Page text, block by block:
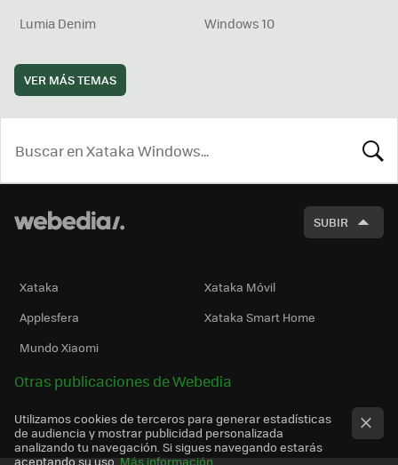
Lumia Denim
Windows 10
VER MÁS TEMAS
SUBIR
Xataka
Xataka Móvil
Applesfera
Xataka Smart Home
Mundo Xiaomi
Otras publicaciones de Webedia
Utilizamos cookies de terceros para generar estadísticas
de audiencia y mostrar publicidad personalizada
analizando tu navegación. Si sigues navegando estarás
aceptando su uso. Más información